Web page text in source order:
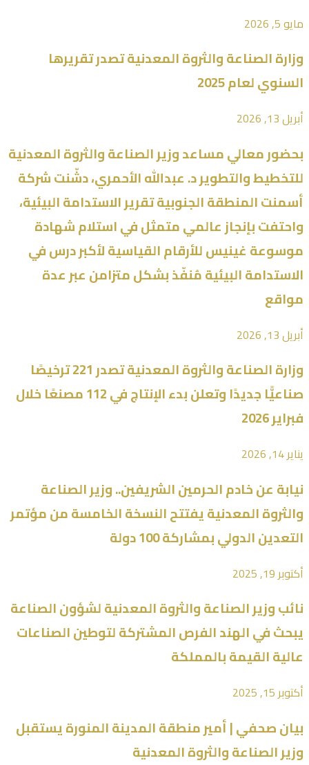
مايو 5, 2026
وزارة ⁧الصناعة والثروة المعدنية⁩ تصدر تقريرها
السنوي لعام 2025
أبريل 13, 2026
بحضور معالي مساعد وزير الصناعة والثروة المعدنية
للتخطيط والتطوير د. عبدالله الأحمري، دشّنت شركة
أسمنت المنطقة الجنوبية تقرير الاستدامة البيئية،
واحتفت بإنجاز عالمي متمثل في استلام شهادة
موسوعة غينيس للأرقام القياسية لأكبر درس في
الاستدامة البيئية مُنفّذ بشكل متزامن عبر عدة
مواقع
أبريل 13, 2026
وزارة الصناعة والثروة المعدنية تصدر 221 ترخيصًا
صناعيًّا جديدًا وتعلن بدء الإنتاج في 112 مصنعًا خلال
فبراير 2026
يناير 14, 2026
نيابة عن خادم الحرمين الشريفين.. وزير الصناعة
والثروة المعدنية يفتتح النسخة الخامسة من مؤتمر
التعدين الدولي بمشاركة 100 دولة
أكتوبر 19, 2025
نائب وزير الصناعة والثروة المعدنية لشؤون الصناعة
يبحث في الهند الفرص المشتركة لتوطين الصناعات
عالية القيمة بالمملكة
أكتوبر 15, 2025
بيان صحفي | أمير منطقة المدينة المنورة يستقبل
وزير الصناعة والثروة المعدنية